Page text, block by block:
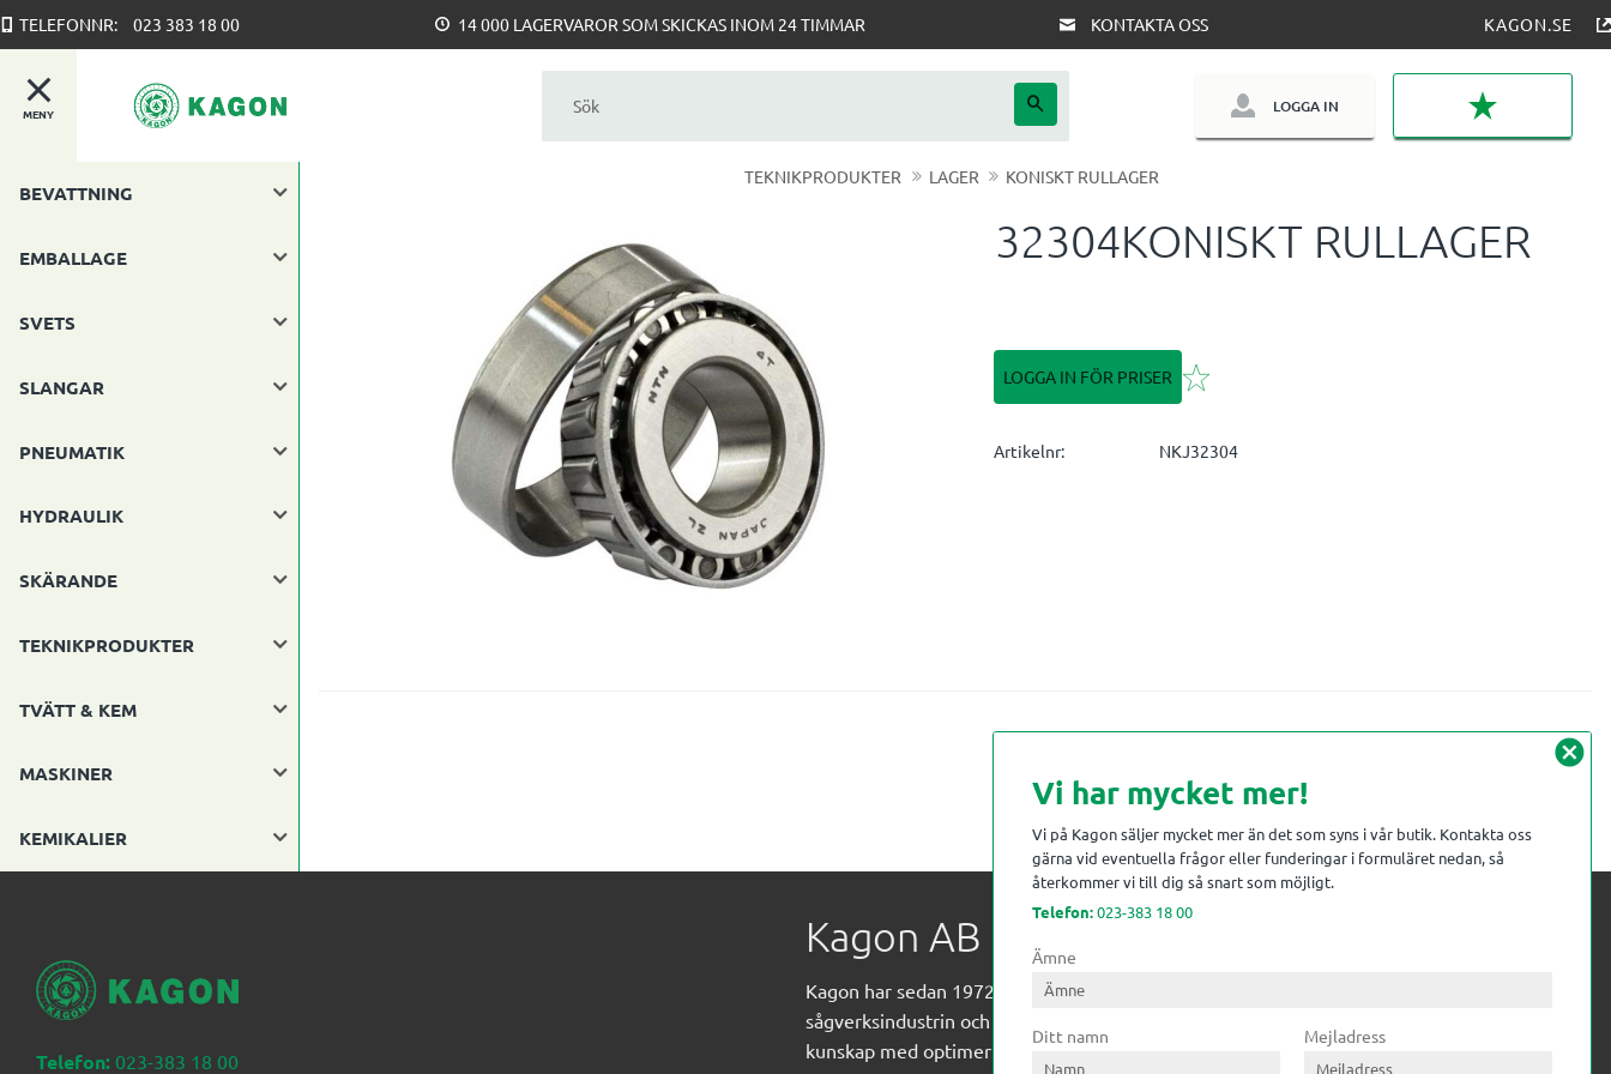
TELEFONNR: 023 383 18 00 14 000 LAGERVAROR SOM SKICKAS INOM 24 TIMMAR KONTAKTA OSS KAGON.SE
MENY LOGGA IN
TEKNIKPRODUKTER LAGER KONISKT RULLAGER
32304KONISKT RULLAGER
LOGGA IN FÖR PRISER Lägg till i favoriter
Artikelnr NKJ32304
BEVATTNING
EMBALLAGE
SVETS
SLANGAR
PNEUMATIK
HYDRAULIK
SKÄRANDE
TEKNIKPRODUKTER
TVÄTT & KEM
MASKINER
KEMIKALIER
Telefon: 023-383 18 00
Kagon AB
Kagon har sedan 1972 levererat kompetens till
sågverksindustrin och övrig industri. Till träindustrin tillför vi
kunskap med optimeringslösningar från timmerplanen hela
cancel
Vi har mycket mer!
Vi på Kagon säljer mycket mer än det som syns i vår butik. Kontakta oss
gärna vid eventuella frågor eller funderingar i formuläret nedan, så
återkommer vi till dig så snart som möjligt.
Telefon:023-383 18 00
Ämne
Ditt namn Mejladress